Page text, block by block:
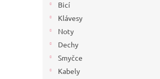
Bicí
Klávesy
Noty
Dechy
Smyčce
Kabely